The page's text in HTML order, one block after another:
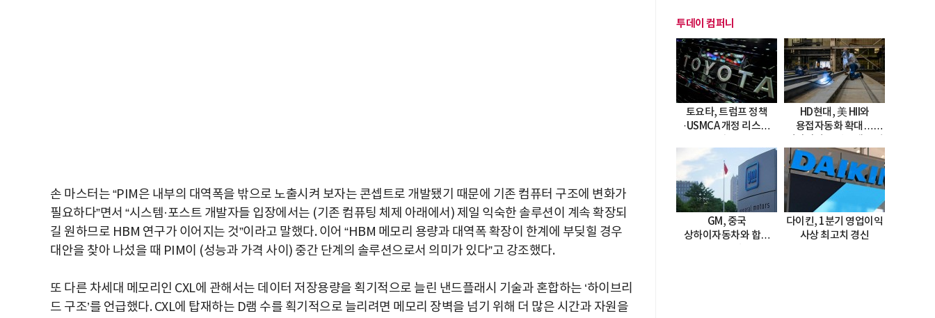
손 마스터는 “PIM은 내부의 대역폭을 밖으로 노출시켜 보자는 콘셉트로 개발됐기 때문에 기존 컴퓨터 구조에 변화가
필요하다”면서 “시스템·포스트 개발자들 입장에서는 (기존 컴퓨팅 체제 아래에서) 제일 익숙한 솔루션이 계속 확장되
길 원하므로 HBM 연구가 이어지는 것”이라고 말했다. 이어 “HBM 메모리 용량과 대역폭 확장이 한계에 부딪힐 경우
대안을 찾아 나섰을 때 PIM이 (성능과 가격 사이) 중간 단계의 솔루션으로서 의미가 있다”고 강조했다.
또 다른 차세대 메모리인 CXL에 관해서는 데이터 저장용량을 획기적으로 늘린 낸드플래시 기술과 혼합하는 ‘하이브리
드 구조’를 언급했다. CXL에 탑재하는 D램 수를 획기적으로 늘리려면 메모리 장벽을 넘기 위해 더 많은 시간과 자원을
투데이 컴퍼니
토요타, 트럼프 정책
·USMCA 개정 리스크
HD현대, 美 HII와
용접자동화 확대…
도입
GM, 중국
상하이자동차와 합작
다이킨, 1분기 영업이익
사상 최고치 경신